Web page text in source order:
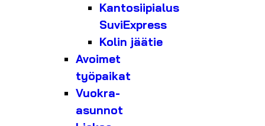
Kantosiipialus
SuviExpress
Kolin jäätie
Avoimet
työpaikat
Vuokra-
asunnot